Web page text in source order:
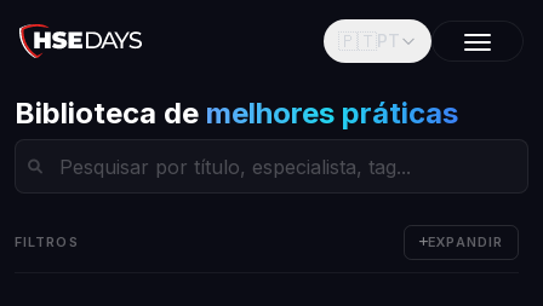
🇵🇹PT
Biblioteca de melhores práticas
FILTROS EXPANDIR